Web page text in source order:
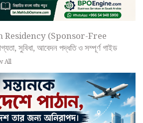
Residency (Sponsor-Free
সুবিধা, আবেদন পদ্ধতি ও সম্পূর্ণ গাইড
All